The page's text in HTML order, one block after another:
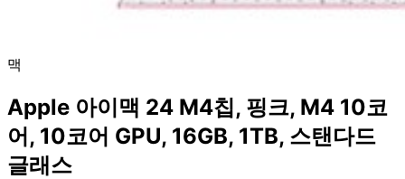
맥
Apple 아이맥 24 M4칩, 핑크, M4 10코
어, 10코어 GPU, 16GB, 1TB, 스탠다드
글래스